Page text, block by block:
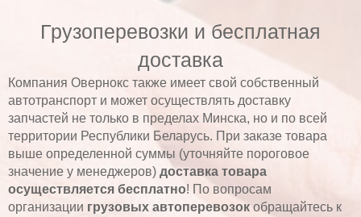
Грузоперевозки и бесплатная
доставка
Компания Овернокс также имеет свой собственный
автотранспорт и может осуществлять доставку
запчастей не только в пределах Минска, но и по всей
территории Республики Беларусь. При заказе товара
выше определенной суммы (уточняйте пороговое
значение у менеджеров) доставка товара
осуществляется бесплатно! По вопросам
организации грузовых автоперевозок обращайтесь к